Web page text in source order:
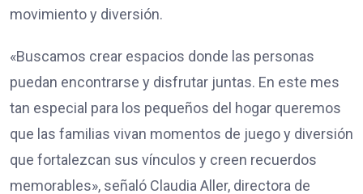
movimiento y diversión.
«Buscamos crear espacios donde las personas
puedan encontrarse y disfrutar juntas. En este mes
tan especial para los pequeños del hogar queremos
que las familias vivan momentos de juego y diversión
que fortalezcan sus vínculos y creen recuerdos
memorables», señaló Claudia Aller, directora de